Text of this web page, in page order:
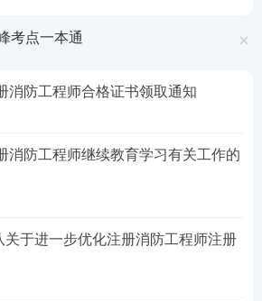
考点一本通
消防工程师合格证书领取通知
消防工程师继续教育学习有关工作的
关于进一步优化注册消防工程师注册